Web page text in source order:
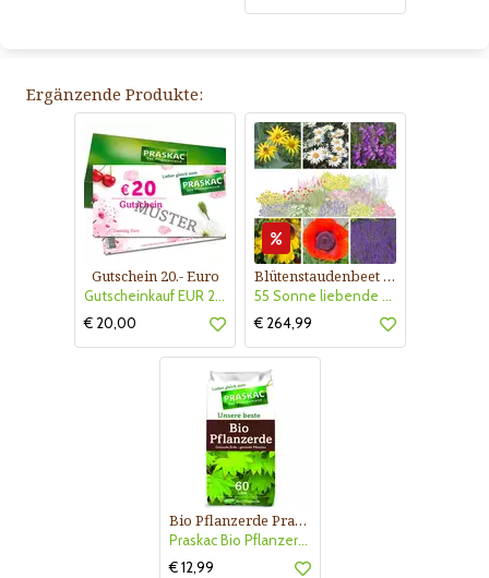
Ergänzende Produkte:
Gutschein 20.- Euro
Gutscheinkauf EUR 20.-
€ 20,00
Blütenstaudenbeet Kollektion Nr. 504
55 Sonne liebende Stauden für 6 m² Beet mit Pflanzplan
€ 264,99
Bio Pflanzerde Praskac
Praskac Bio Pflanzerde
€ 12,99